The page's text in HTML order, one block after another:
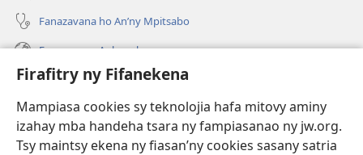
Firafitry ny Fifanekena
Mampiasa cookies sy teknolojia hafa mitovy aminy
izahay mba handeha tsara ny fampiasanao ny jw.org.
Tsy maintsy ekena ny fiasan’ny cookies sasany satria
Fanazavana ho An’ny Mpitsabo
Fanazavana Ankapobeny
Fanampiana
Fanomezana
(manokatra
rohy)